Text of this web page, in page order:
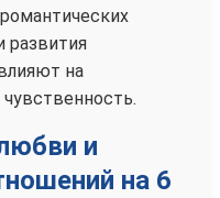
развития
на
и
на 6